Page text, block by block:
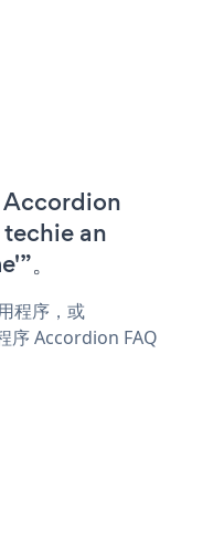
Accordion
techie an
。
程序，或
序 Accordion FAQ